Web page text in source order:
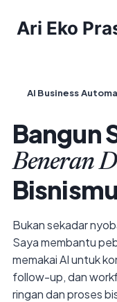
Ari Eko
AI Business
Bangun
Beneran
Bisnismu
Bukan sekadar
Saya membantu
memakai AI untuk
follow-up, dan
ringan dan proses